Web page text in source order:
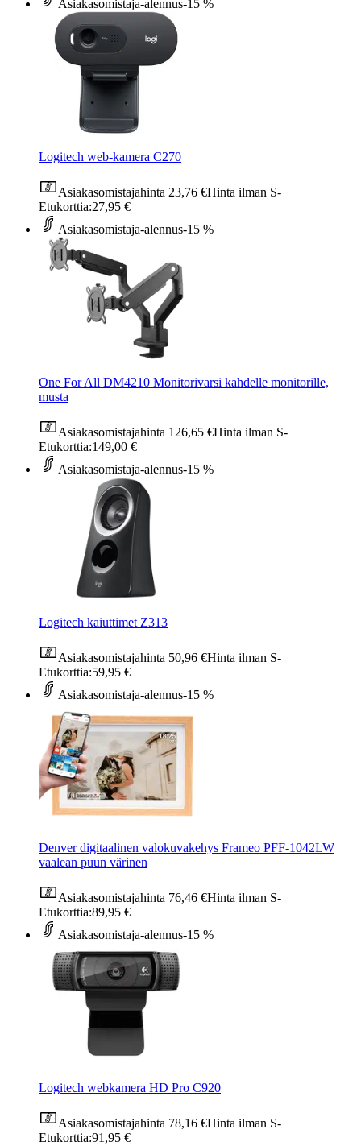
Asiakasomistaja-alennus-15 %
Logitech web-kamera C270
Asiakasomistajahinta 23,76 €Hinta ilman S-
Etukorttia:27,95 €
Asiakasomistaja-alennus-15 %
One For All DM4210 Monitorivarsi kahdelle monitorille,
musta
Asiakasomistajahinta 126,65 €Hinta ilman S-
Etukorttia:149,00 €
Asiakasomistaja-alennus-15 %
Logitech kaiuttimet Z313
Asiakasomistajahinta 50,96 €Hinta ilman S-
Etukorttia:59,95 €
Asiakasomistaja-alennus-15 %
Denver digitaalinen valokuvakehys Frameo PFF-1042LW
vaalean puun värinen
Asiakasomistajahinta 76,46 €Hinta ilman S-
Etukorttia:89,95 €
Asiakasomistaja-alennus-15 %
Logitech webkamera HD Pro C920
Asiakasomistajahinta 78,16 €Hinta ilman S-
Etukorttia:91,95 €